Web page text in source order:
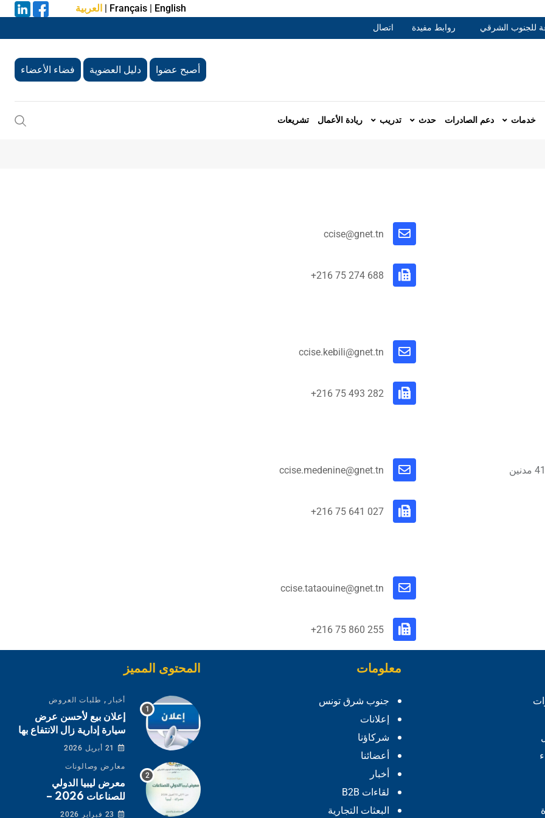
Français| English
|العربية
للجنوب الشرقي روابط مفيدة اتصال
أصبح عضوا دليل العضوية فضاء الأعضاء
خدمات دعم الصادرات حدث تدريب ريادة الأعمال تشريعات
ccise@gnet.tn
688 274 75 216+
ccise.kebili@gnet.tn
282 493 75 216+
ccise.medenine@gnet.tn
027 641 75 216+
ccise.tataouine@gnet.tn
255 860 75 216+
معلومات
جنوب شرق تونس
إعلانات
شركاؤنا
أعضائنا
أخبار
لقاءات B2B
البعثات التجارية
المحتوى المميز
أخبار , طلبات العروض
إعلان بيع لأحسن عرض
سيارة إدارية زال الانتفاع بها
21 أبريل 2026
معارض وصالونات
معرض ليبيا الدولي
للصناعات 2026 –
مصراتة
23 فبراير 2026